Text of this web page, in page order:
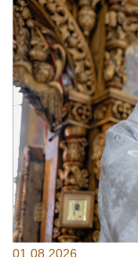
01.08.2026